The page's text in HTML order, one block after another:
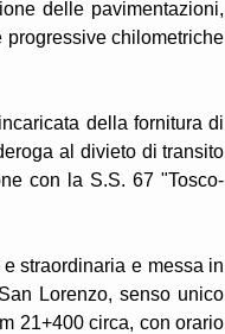
delle pavimentazioni,
chilometriche
della fornitura di
al divieto di transito
con la S.S. 67 "Tosco-
straordinaria e messa in
Lorenzo, senso unico
21+400 circa, con orario